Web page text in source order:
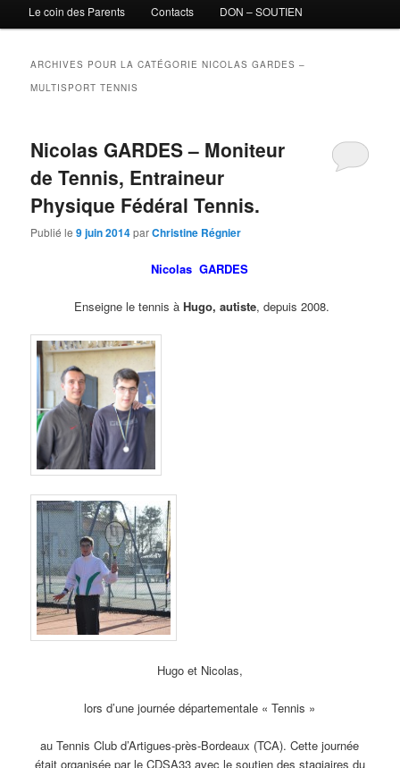
Le coin des Parents Contacts DON – SOUTIEN
ARCHIVES POUR LA CATÉGORIENICOLAS GARDES –
MULTISPORT TENNIS
Nicolas GARDES – Moniteur
de Tennis, Entraineur
Physique Fédéral Tennis.
Publié le9 juin 2014parChristine Régnier
Nicolas GARDES
Enseigne le tennis à Hugo, autiste, depuis 2008.
Hugo et Nicolas,
lors d’une journée départementale « Tennis »
au Tennis Club d’Artigues-près-Bordeaux (TCA). Cette journée
était organisée par le CDSA33 avec le soutien des stagiaires du